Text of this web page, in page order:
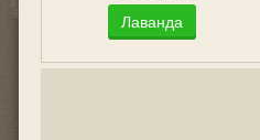
Лаванда